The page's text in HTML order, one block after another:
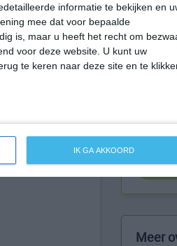
informatie te bekijken en
mee dat voor bepaalde
is, maar u heeft het recht om
voor deze website. U kunt uw
te keren naar deze site en te
IK GA AKKOORD
05:00
Z 1
Het
reizen.
Op
over
Meer